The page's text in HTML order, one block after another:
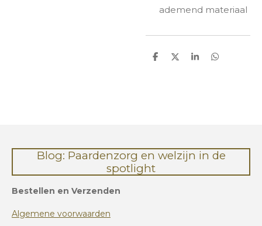
ademend materiaal
D
D
S
D
Blog: Paardenzorg en welzijn in de
spotlight
Bestellen en Verzenden
Algemene voorwaarden